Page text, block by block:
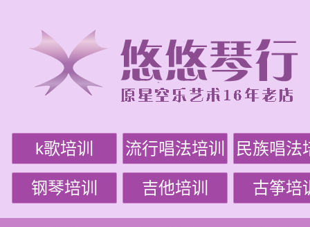
k歌培训 流行唱法培训 民族唱法
钢琴培训 吉他培训 古筝培